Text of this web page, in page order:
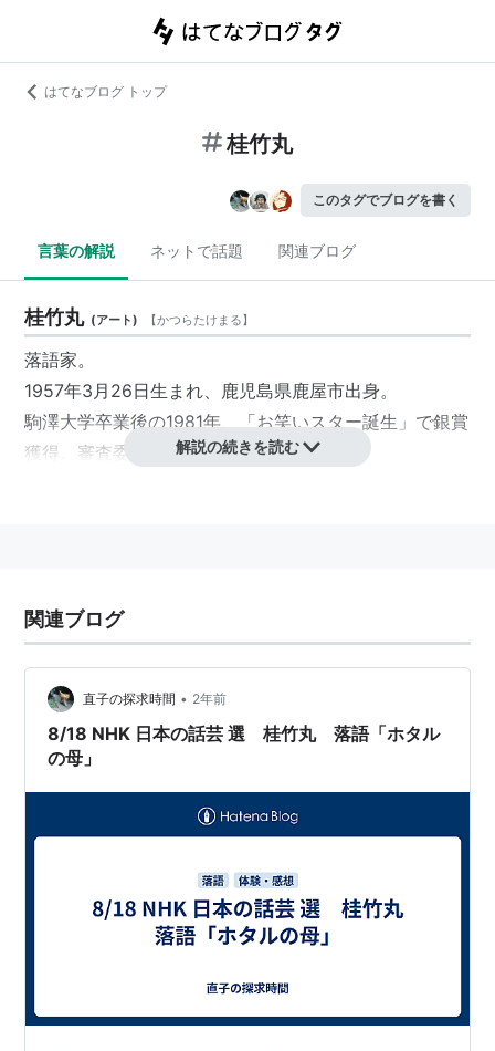
はてなブログ トップ
桂竹丸
このタグでブログを書く
言葉の解説 ネットで話題 関連ブログ
桂竹丸 (アート) 【かつらたけまる】
落語家。
1957年3月26日生まれ、鹿児島県鹿屋市出身。
駒澤大学卒業後の1981年、「お笑いスター誕生」で銀賞
獲得。審査委員長だった桂米丸に入門。
解説の続きを読む
関連ブログ
直子の探求時間 • 2年前
8/18 NHK 日本の話芸 選 桂竹丸 落語「ホタル
の母」